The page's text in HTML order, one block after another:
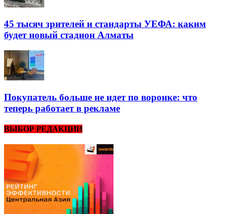
45 тысяч зрителей и стандарты УЕФА: каким
будет новый стадион Алматы
Покупатель больше не идет по воронке: что
теперь работает в рекламе
ВЫБОР РЕДАКЦИИ